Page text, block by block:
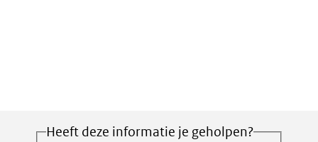
Heeft deze informatie je geholpen?